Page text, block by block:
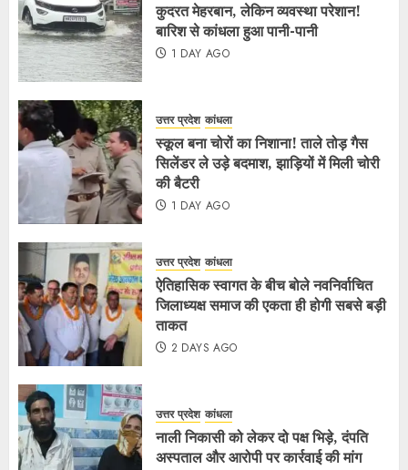
कुदरत मेहरबान, लेकिन व्यवस्था परेशान!
बारिश से कांधला हुआ पानी-पानी
1 DAY AGO
उत्तर प्रदेश कांधला
स्कूल बना चोरों का निशाना! ताले तोड़ गैस
सिलेंडर ले उड़े बदमाश, झाड़ियों में मिली चोरी
की बैटरी
1 DAY AGO
उत्तर प्रदेश कांधला
ऐतिहासिक स्वागत के बीच बोले नवनिर्वाचित
जिलाध्यक्ष समाज की एकता ही होगी सबसे बड़ी
ताकत
2 DAYS AGO
उत्तर प्रदेश कांधला
नाली निकासी को लेकर दो पक्ष भिड़े, दंपति
अस्पताल और आरोपी पर कार्रवाई की मांग